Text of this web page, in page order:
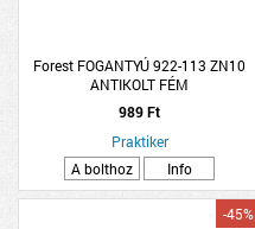
Forest FOGANTYÚ 922-113 ZN10
ANTIKOLT FÉM
989 Ft
Praktiker
A bolthoz
Info
-45%